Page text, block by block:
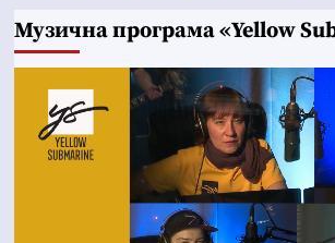
Музична програма «Yellow